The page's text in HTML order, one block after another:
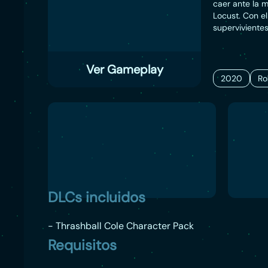
Ver Gameplay
caer ante la
Locust. Con
humanidad.
a tus
implacable y
maestra
en tu lucha
2020
DLCs incluidos
- Thrashball Cole Character Pack
Requisitos